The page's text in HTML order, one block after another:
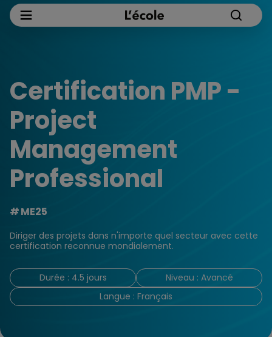
Certification PMP -
Project
Management
Professional
ME25​
Diriger des projets dans n'importe quel secteur avec cette
certification reconnue mondialement.
Durée : 4.5 jours
Niveau : Avancé
Langue : Français